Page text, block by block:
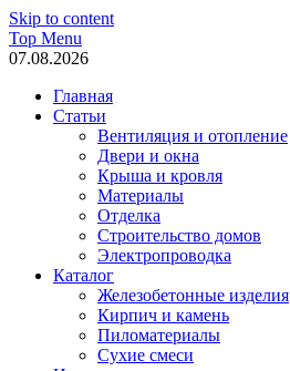
Skip to content
Top Menu
07.08.2026
Главная
Статьи
Вентиляция и отопление
Двери и окна
Крыша и кровля
Материалы
Отделка
Строительство домов
Электропроводка
Каталог
Железобетонные изделия
Кирпич и камень
Пиломатериалы
Сухие смеси